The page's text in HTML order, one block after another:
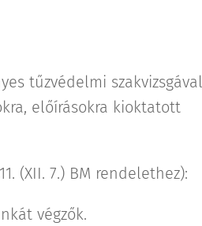
tűzvédelmi szakvizsgával
előírásokra kioktatott
(XII. 7.) BM rendelethez):
végzők.